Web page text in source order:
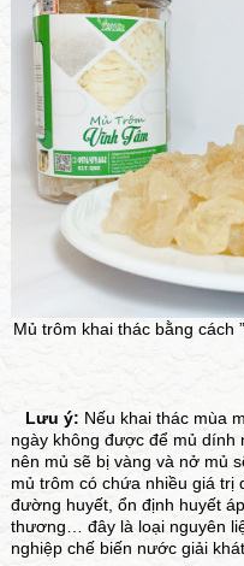
Mủ trôm khai thác bằng cách
Lưu ý: Nếu khai thác mùa
ngày không được để mủ
nên mủ sẽ bị vàng và nở mủ
mủ trôm có chứa nhiều giá trị
đường huyết, ổn định huyết
thương… đây là loại nguyên
nghiệp chế biến nước giải khát.